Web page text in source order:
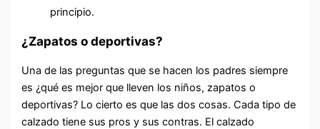
principio.
¿Zapatos o deportivas?
Una de las preguntas que se hacen los padres siempre
es ¿qué es mejor que lleven los niños, zapatos o
deportivas? Lo cierto es que las dos cosas. Cada tipo de
calzado tiene sus pros y sus contras. El calzado